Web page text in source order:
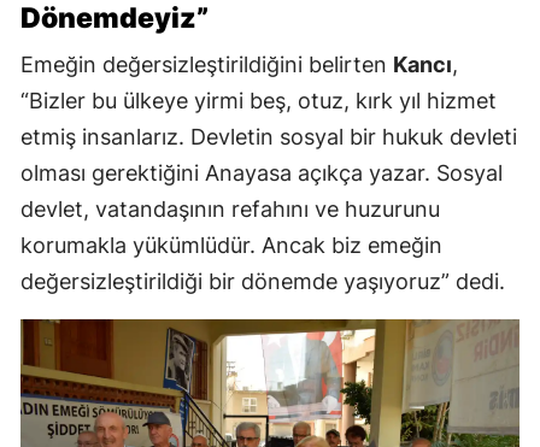
Dönemdeyiz”
Emeğin değersizleştirildiğini belirten Kancı,
“Bizler bu ülkeye yirmi beş, otuz, kırk yıl hizmet
etmiş insanlarız. Devletin sosyal bir hukuk devleti
olması gerektiğini Anayasa açıkça yazar. Sosyal
devlet, vatandaşının refahını ve huzurunu
korumakla yükümlüdür. Ancak biz emeğin
değersizleştirildiği bir dönemde yaşıyoruz” dedi.